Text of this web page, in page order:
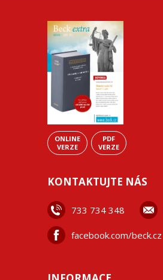
ONLINE
VERZE
PDF
VERZE
KONTAKTUJTE NÁS
733 734 348
facebook.com/beck.cz